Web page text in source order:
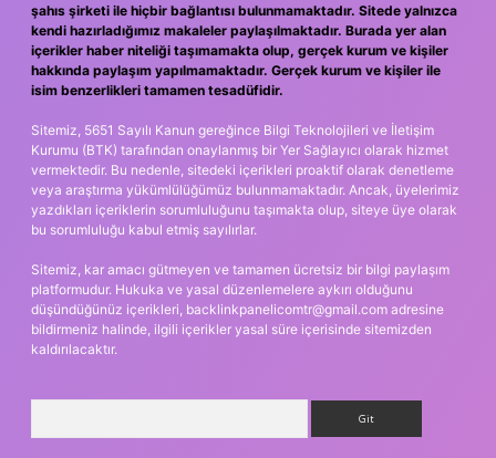
şahıs şirketi ile hiçbir bağlantısı bulunmamaktadır. Sitede yalnızca
kendi hazırladığımız makaleler paylaşılmaktadır. Burada yer alan
içerikler haber niteliği taşımamakta olup, gerçek kurum ve kişiler
hakkında paylaşım yapılmamaktadır. Gerçek kurum ve kişiler ile
isim benzerlikleri tamamen tesadüfidir.
Sitemiz, 5651 Sayılı Kanun gereğince Bilgi Teknolojileri ve İletişim
Kurumu (BTK) tarafından onaylanmış bir Yer Sağlayıcı olarak hizmet
vermektedir. Bu nedenle, sitedeki içerikleri proaktif olarak denetleme
veya araştırma yükümlülüğümüz bulunmamaktadır. Ancak, üyelerimiz
yazdıkları içeriklerin sorumluluğunu taşımakta olup, siteye üye olarak
bu sorumluluğu kabul etmiş sayılırlar.
Sitemiz, kar amacı gütmeyen ve tamamen ücretsiz bir bilgi paylaşım
platformudur. Hukuka ve yasal düzenlemelere aykırı olduğunu
düşündüğünüz içerikleri, backlinkpanelicomtr@gmail.com adresine
bildirmeniz halinde, ilgili içerikler yasal süre içerisinde sitemizden
kaldırılacaktır.